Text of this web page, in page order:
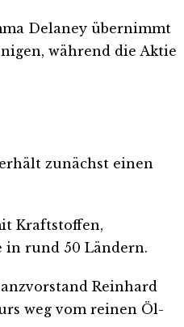
Delaney übernimmt
während die Aktie
zunächst einen
Kraftstoffen,
in rund 50 Ländern.
Reinhard
weg vom reinen Öl-